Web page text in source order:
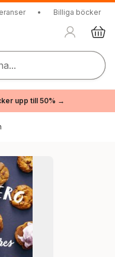
• Billiga böcker
upp till 50% →